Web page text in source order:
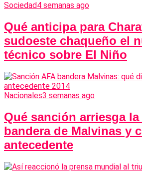
Sociedad4 semanas ago
Qué anticipa para
sudoeste chaqueño el
técnico sobre El Niño
Nacionales3 semanas ago
Qué sanción arriesga
bandera de Malvinas y
antecedente